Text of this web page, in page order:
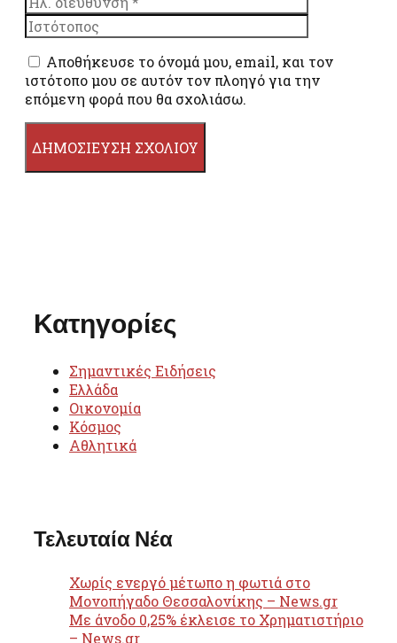
Αποθήκευσε το όνομά μου, email, και τον
ιστότοπο μου σε αυτόν τον πλοηγό για την
επόμενη φορά που θα σχολιάσω.
Κατηγορίες
Σημαντικές Ειδήσεις
Ελλάδα
Οικονομία
Κόσμος
Αθλητικά
Τελευταία Νέα
Χωρίς ενεργό μέτωπο η φωτιά στο
Μονοπήγαδο Θεσσαλονίκης – News.gr
Με άνοδο 0,25% έκλεισε το Χρηματιστήριο
– News.gr